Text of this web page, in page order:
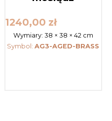
1240,00 zł
Wymiary: 38 × 38 × 42 cm
Symbol:AG3-AGED-BRASS